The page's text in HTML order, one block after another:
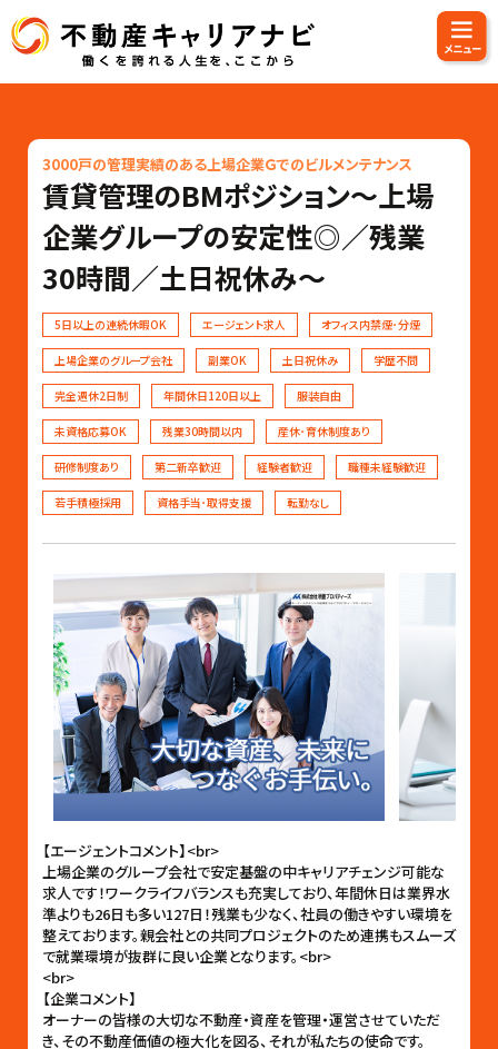
3000戸の管理実績のある上場企業Ｇでのビルメンテナンス
賃貸管理のBMポジション〜上場
企業グループの安定性◎／残業
30時間／土日祝休み〜
5日以上の連続休暇OK エージェント求人 オフィス内禁煙･分煙
上場企業のグループ会社 副業OK 土日祝休み 学歴不問
完全週休2日制 年間休日120日以上 服装自由
未資格応募OK 残業30時間以内 産休･育休制度あり
研修制度あり 第二新卒歓迎 経験者歓迎 職種未経験歓迎
若手積極採用 資格手当･取得支援 転勤なし
【エージェントコメント】<br>
上場企業のグループ会社で安定基盤の中キャリアチェンジ可能な
求人です！ワークライフバランスも充実しており、年間休日は業界水
準よりも26日も多い127日！残業も少なく、社員の働きやすい環境を
整えております。親会社との共同プロジェクトのため連携もスムーズ
で就業環境が抜群に良い企業となります。<br>
<br>
【企業コメント】
オーナーの皆様の大切な不動産・資産を管理・運営させていただ
き、その不動産価値の極大化を図る、それが私たちの使命です。